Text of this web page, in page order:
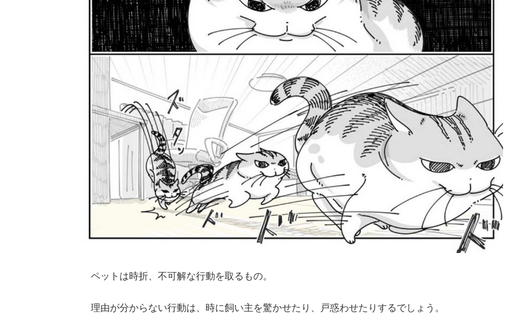
ペットは時折、不可解な行動を取るもの。
理由が分からない行動は、時に飼い主を驚かせたり、戸惑わせたりするでしょう。